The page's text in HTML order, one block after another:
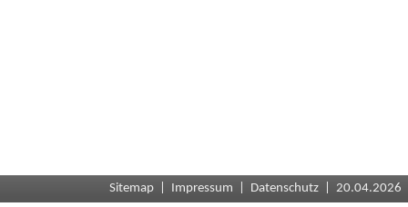
Sitemap Impressum Datenschutz | 20.04.2026